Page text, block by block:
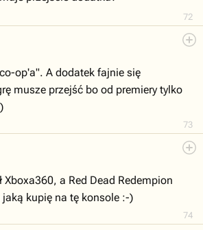
72
73
op'a". A dodatek fajnie się
musze przejść bo od premiery tylko
74
Xboxa360, a Red Dead Redempion
kupię na tę konsole :-)